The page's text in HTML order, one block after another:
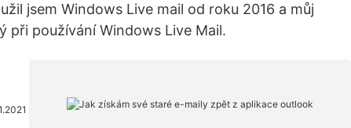
jsem Windows Live mail od roku 2016 a můj
při používání Windows Live Mail.